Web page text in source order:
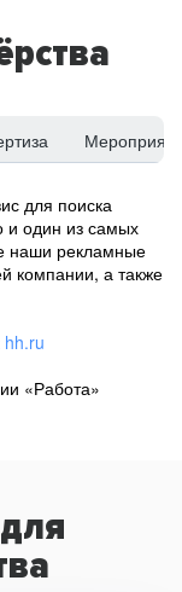
для поиска
и один из самых
наши рекламные
компании, а также
hh.ru
«Работа»